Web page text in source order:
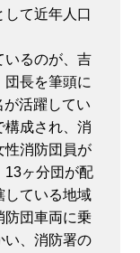
して近年人口
いるのが、吉
団長を筆頭に
活躍してい
構成され、消
性消防団員が
13ヶ分団が配
している地域
防団車両に乗
い、消防署の